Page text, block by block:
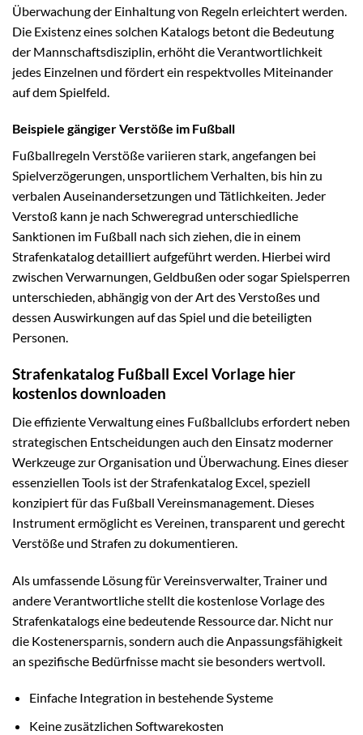
Überwachung der Einhaltung von Regeln erleichtert werden.
Die Existenz eines solchen Katalogs betont die Bedeutung
der Mannschaftsdisziplin, erhöht die Verantwortlichkeit
jedes Einzelnen und fördert ein respektvolles Miteinander
auf dem Spielfeld.
Beispiele gängiger Verstöße im Fußball
Fußballregeln Verstöße variieren stark, angefangen bei
Spielverzögerungen, unsportlichem Verhalten, bis hin zu
verbalen Auseinandersetzungen und Tätlichkeiten. Jeder
Verstoß kann je nach Schweregrad unterschiedliche
Sanktionen im Fußball nach sich ziehen, die in einem
Strafenkatalog detailliert aufgeführt werden. Hierbei wird
zwischen Verwarnungen, Geldbußen oder sogar Spielsperren
unterschieden, abhängig von der Art des Verstoßes und
dessen Auswirkungen auf das Spiel und die beteiligten
Personen.
Strafenkatalog Fußball Excel Vorlage hier
kostenlos downloaden
Die effiziente Verwaltung eines Fußballclubs erfordert neben
strategischen Entscheidungen auch den Einsatz moderner
Werkzeuge zur Organisation und Überwachung. Eines dieser
essenziellen Tools ist der Strafenkatalog Excel, speziell
konzipiert für das Fußball Vereinsmanagement. Dieses
Instrument ermöglicht es Vereinen, transparent und gerecht
Verstöße und Strafen zu dokumentieren.
Als umfassende Lösung für Vereinsverwalter, Trainer und
andere Verantwortliche stellt die kostenlose Vorlage des
Strafenkatalogs eine bedeutende Ressource dar. Nicht nur
die Kostenersparnis, sondern auch die Anpassungsfähigkeit
an spezifische Bedürfnisse macht sie besonders wertvoll.
Einfache Integration in bestehende Systeme
Keine zusätzlichen Softwarekosten